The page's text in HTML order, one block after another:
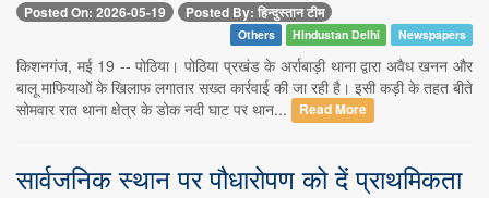
Posted On: 2026-05-19 Posted By: हिन्दुस्तान टीम
Others Hindustan Delhi Newspapers
किशनगंज, मई 19 -- पोठिया। पोठिया प्रखंड के अर्राबाड़ी थाना द्वारा अवैध खनन और
बालू माफियाओं के खिलाफ लगातार सख्त कार्रवाई की जा रही है। इसी कड़ी के तहत बीते
सोमवार रात थाना क्षेत्र के डोक नदी घाट पर थान...
Read More
सार्वजनिक स्थान पर पौधारोपण को दें प्राथमिकता